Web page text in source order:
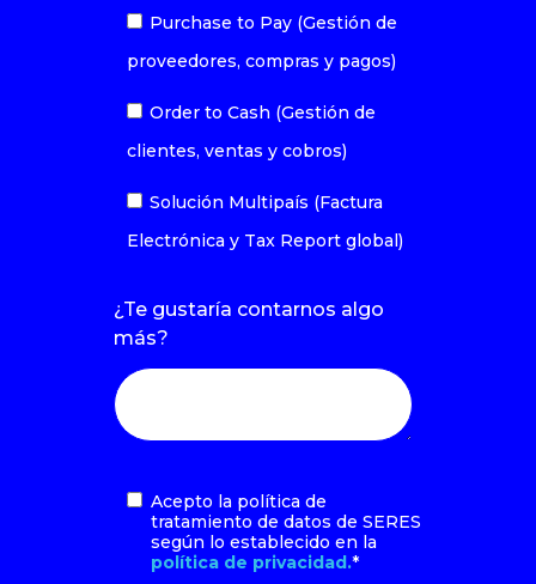
Purchase to Pay (Gestión de
proveedores, compras y pagos)
Order to Cash (Gestión de
clientes, ventas y cobros)
Solución Multipaís (Factura
Electrónica y Tax Report global)
¿Te gustaría contarnos algo
más?
Acepto la política de
tratamiento de datos de SERES
según lo establecido en la
política de privacidad.*